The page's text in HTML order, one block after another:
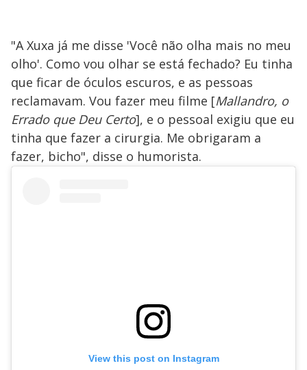
"A Xuxa já me disse 'Você não olha mais no meu
olho'. Como vou olhar se está fechado? Eu tinha
que ficar de óculos escuros, e as pessoas
reclamavam. Vou fazer meu filme [Mallandro, o
Errado que Deu Certo], e o pessoal exigiu que eu
tinha que fazer a cirurgia. Me obrigaram a
fazer, bicho", disse o humorista.
View this post on Instagram